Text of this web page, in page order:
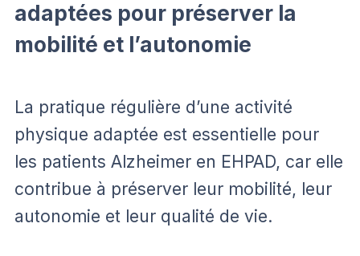
adaptées pour préserver la
mobilité et l’autonomie
La pratique régulière d’une activité
physique adaptée est essentielle pour
les patients Alzheimer en EHPAD, car elle
contribue à préserver leur mobilité, leur
autonomie et leur qualité de vie.